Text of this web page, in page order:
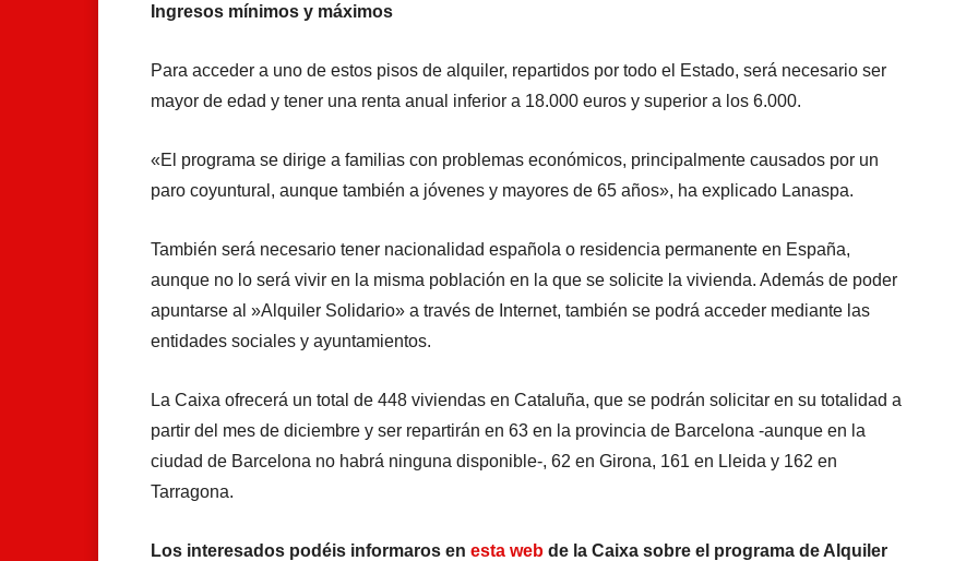
Ingresos mínimos y máximos
Para acceder a uno de estos pisos de alquiler, repartidos por todo el Estado, será necesario ser
mayor de edad y tener una renta anual inferior a 18.000 euros y superior a los 6.000.
«El programa se dirige a familias con problemas económicos, principalmente causados por un
paro coyuntural, aunque también a jóvenes y mayores de 65 años», ha explicado Lanaspa.
También será necesario tener nacionalidad española o residencia permanente en España,
aunque no lo será vivir en la misma población en la que se solicite la vivienda. Además de poder
apuntarse al »Alquiler Solidario» a través de Internet, también se podrá acceder mediante las
entidades sociales y ayuntamientos.
La Caixa ofrecerá un total de 448 viviendas en Cataluña, que se podrán solicitar en su totalidad a
partir del mes de diciembre y ser repartirán en 63 en la provincia de Barcelona -aunque en la
ciudad de Barcelona no habrá ninguna disponible-, 62 en Girona, 161 en Lleida y 162 en
Tarragona.
Los interesados podéis informaros en esta web de la Caixa sobre el programa de Alquiler